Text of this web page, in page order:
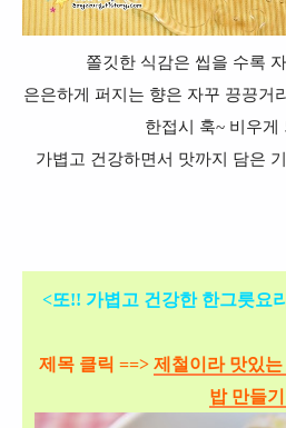
쫄깃한 식감은 씹을 수록
은은하게 퍼지는 향은 자꾸 끙끙거
한접시 훅~ 비우게
가볍고 건강하면서 맛까지 담은
<또!! 가볍고 건강한 한그릇요
제목 클릭 ==> 제철이라 맛있
밥 만들